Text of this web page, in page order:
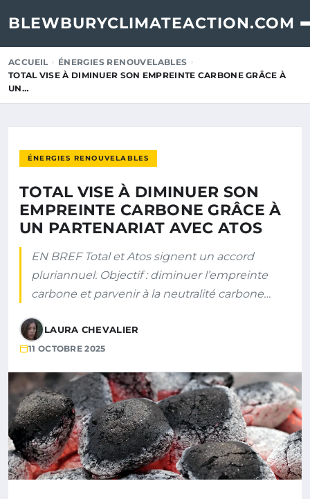
BLEWBURYCLIMATEACTION.COM
ACCUEIL
ÉNERGIES RENOUVELABLES
TOTAL VISE À DIMINUER SON EMPREINTE CARBONE GRÂCE À
UN…
ÉNERGIES RENOUVELABLES
TOTAL VISE À DIMINUER SON
EMPREINTE CARBONE GRÂCE À
UN PARTENARIAT AVEC ATOS
EN BREF Total et Atos signent un accord
pluriannuel. Objectif : diminuer l’empreinte
carbone et parvenir à la neutralité carbone…
LAURA CHEVALIER
11 OCTOBRE 2025